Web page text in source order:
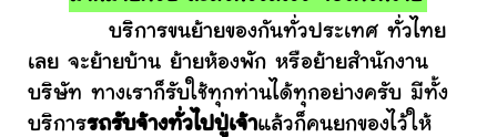
บริการขนย้ายของกันทั่วประเทศ ทั่วไทย
เลย จะย้ายบ้าน ย้ายห้องพัก หรือย้ายสำนักงาน
บริษัท ทางเราก็รับใช้ทุกท่านได้ทุกอย่างครับ มีทั้ง
บริการรถรับจ้างทั่วไปปู่เจ้าแล้วก็คนยกของไว้ให้